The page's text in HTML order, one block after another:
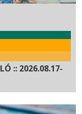
:: 2026.08.17-